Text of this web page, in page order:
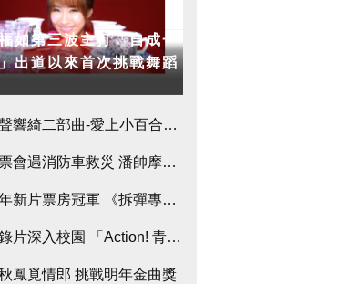
毫開筆」 命理師示警：不能貼這字
如第三波主打「自成一
出道以來首次挑戰舞蹈
響綺二部曲-愛上小百合台北演唱會
會遇消防車救災 潘帥摩西開紅海
新片票房冠軍 《拆彈專家2》
片深入校園 「Action! 青年要掌鏡！」
鳳覓情郎 挑戰明年金曲獎